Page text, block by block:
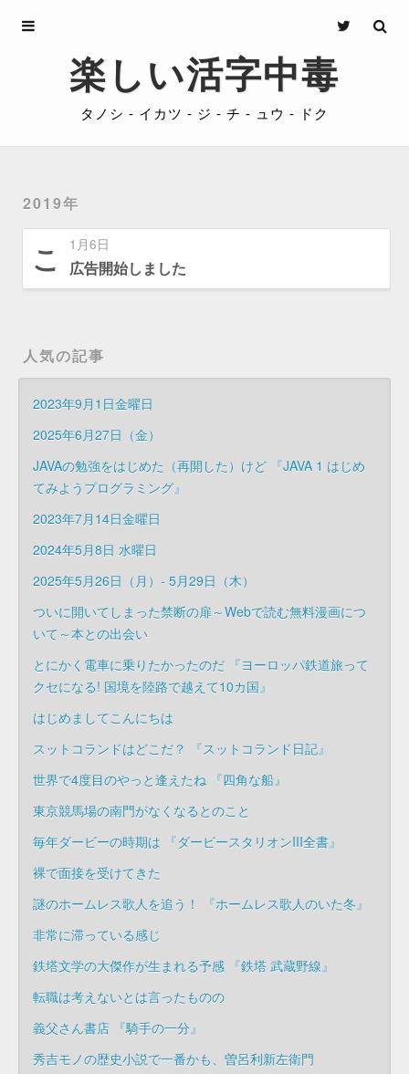
楽しい活字中毒
タノシ - イカツ - ジ - チ - ュウ - ドク
2019年
こ 1月6日
広告開始しました
人気の記事
2023年9月1日金曜日
2025年6月27日（金）
JAVAの勉強をはじめた（再開した）けど 『JAVA 1 はじめ
てみようプログラミング』
2023年7月14日金曜日
2024年5月8日 水曜日
2025年5月26日（月）- 5月29日（木）
ついに開いてしまった禁断の扉～Webで読む無料漫画につ
いて～本との出会い
とにかく電車に乗りたかったのだ 『ヨーロッパ鉄道旅って
クセになる! 国境を陸路で越えて10カ国』
はじめましてこんにちは
スットコランドはどこだ？ 『スットコランド日記』
世界で4度目のやっと逢えたね 『四角な船』
東京競馬場の南門がなくなるとのこと
毎年ダービーの時期は 『ダービースタリオンIII全書』
裸で面接を受けてきた
謎のホームレス歌人を追う！ 『ホームレス歌人のいた冬』
非常に滞っている感じ
鉄塔文学の大傑作が生まれる予感 『鉄塔 武蔵野線』
転職は考えないとは言ったものの
義父さん書店 『騎手の一分』
秀吉モノの歴史小説で一番かも、曽呂利新左衛門
Archives